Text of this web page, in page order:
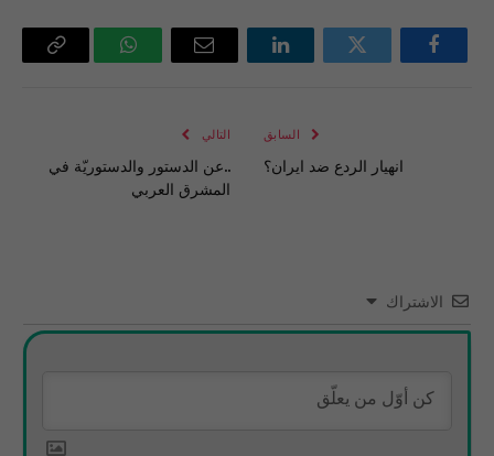
فيسبوك تويتر لينكدإن
البريد
واتساب Copy
السابق
انهيار الردع ضد ايران؟
التالي
..عن الدستور والدستوريّة في
المشرق العربي
الاشتراك